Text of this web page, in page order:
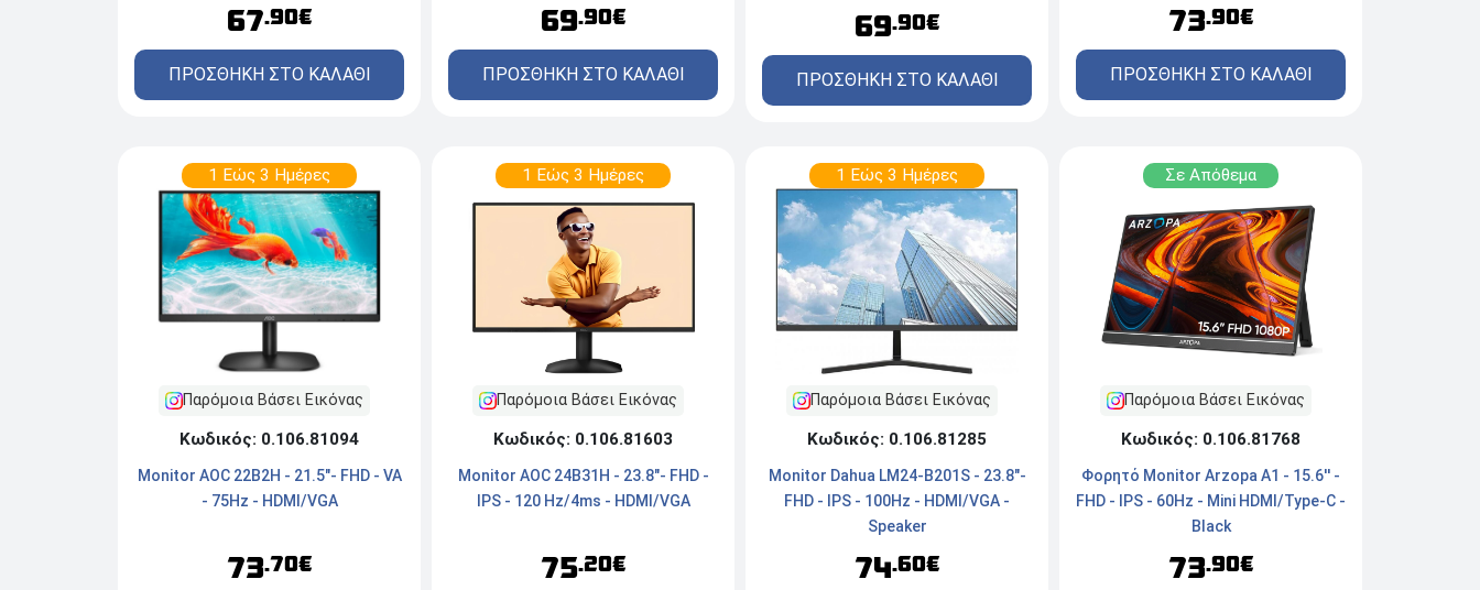
67.90€
ΠΡΟΣΘΗΚΗ ΣΤΟ ΚΑΛΑΘΙ
69.90€
ΠΡΟΣΘΗΚΗ ΣΤΟ ΚΑΛΑΘΙ
69.90€
ΠΡΟΣΘΗΚΗ ΣΤΟ ΚΑΛΑΘΙ
73.90€
ΠΡΟΣΘΗΚΗ ΣΤΟ ΚΑΛΑΘΙ
1 Εώς 3 Ημέρες
Παρόμοια Βάσει Εικόνας
Κωδικός: 0.106.81094
Monitor AOC 22B2H - 21.5"- FHD - VA
- 75Hz - HDMI/VGA
73.70€
1 Εώς 3 Ημέρες
Παρόμοια Βάσει Εικόνας
Κωδικός: 0.106.81603
Monitor AOC 24B31H - 23.8"- FHD -
IPS - 120 Hz/4ms - HDMI/VGA
75.20€
1 Εώς 3 Ημέρες
Παρόμοια Βάσει Εικόνας
Κωδικός: 0.106.81285
Monitor Dahua LM24-B201S - 23.8"-
FHD - IPS - 100Hz - HDMI/VGA -
Speaker
74.60€
Σε Απόθεμα
Παρόμοια Βάσει Εικόνας
Κωδικός: 0.106.81768
Φορητό Monitor Arzopa A1 - 15.6'' -
FHD - IPS - 60Hz - Mini HDMI/Type-C -
Black
73.90€